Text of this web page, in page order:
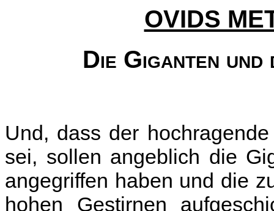
OVIDS
Die Giganten
Und, dass der
sei, sollen angeblich die
angegriffen haben und die
hohen Gestirnen